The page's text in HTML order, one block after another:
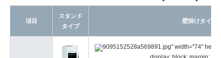
項目
スタンド
タイプ
壁掛けタイプ
9095152528a569891.jpg" width="74"